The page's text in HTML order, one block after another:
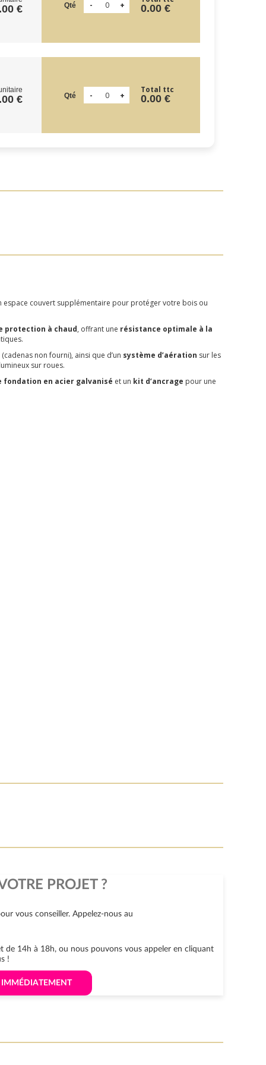
€ Qté 0.00 €
€ Qté
Total ttc
0.00 €
couvert supplémentaire pour protéger votre bois ou
protection à chaud, offrant une résistance optimale à la
(cadenas non fourni), ainsi que d’un système d’aération sur les
sur roues.
fondation en acier galvanisé et un kit d’ancrage pour une
PROJET ?
vous conseiller. Appelez-nous au
de 14h à 18h, ou nous pouvons vous appeler en cliquant
!
IMMÉDIATEMENT